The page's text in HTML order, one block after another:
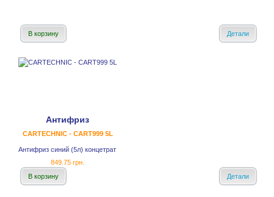
В корзину Детали
Антифриз
CARTECHNIC - CART999 5L
Антифриз синий (5л) концетрат
849.75 грн.
В корзину
Детали